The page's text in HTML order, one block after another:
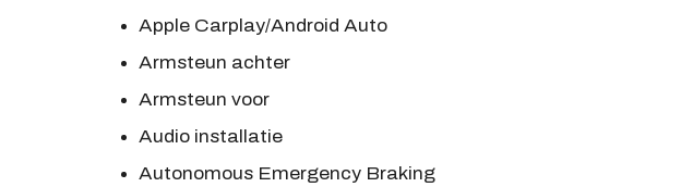
Apple Carplay/Android Auto
Armsteun achter
Armsteun voor
Audio installatie
Autonomous Emergency Braking